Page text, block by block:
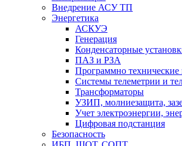
Внедрение АСУ ТП
Энергетика
АСКУЭ
Генерация
Конденсаторные
ПАЗ и РЗА
Программно
Системы телеметрии и
Трансформаторы
УЗИП, молниезащита,
Учет электроэнергии,
Цифровая подстанция
Безопасность